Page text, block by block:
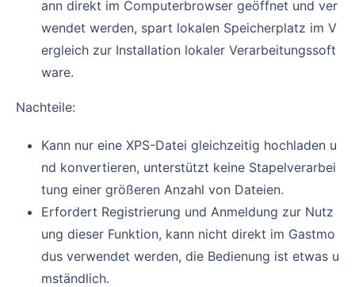
ann direkt im Computerbrowser geöffnet und ver
wendet werden, spart lokalen Speicherplatz im V
ergleich zur Installation lokaler Verarbeitungssoft
ware.
Nachteile:
Kann nur eine XPS-Datei gleichzeitig hochladen u
nd konvertieren, unterstützt keine Stapelverarbei
tung einer größeren Anzahl von Dateien.
Erfordert Registrierung und Anmeldung zur Nutz
ung dieser Funktion, kann nicht direkt im Gastmo
dus verwendet werden, die Bedienung ist etwas u
mständlich.